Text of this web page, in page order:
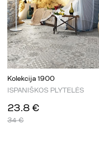
Kolekcija 1900
ISPANIŠKOS PLYTELĖS
23.8 €
34 €